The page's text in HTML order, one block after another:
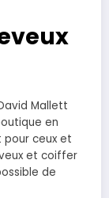
Mallett
en
ceux et
et coiffer
de